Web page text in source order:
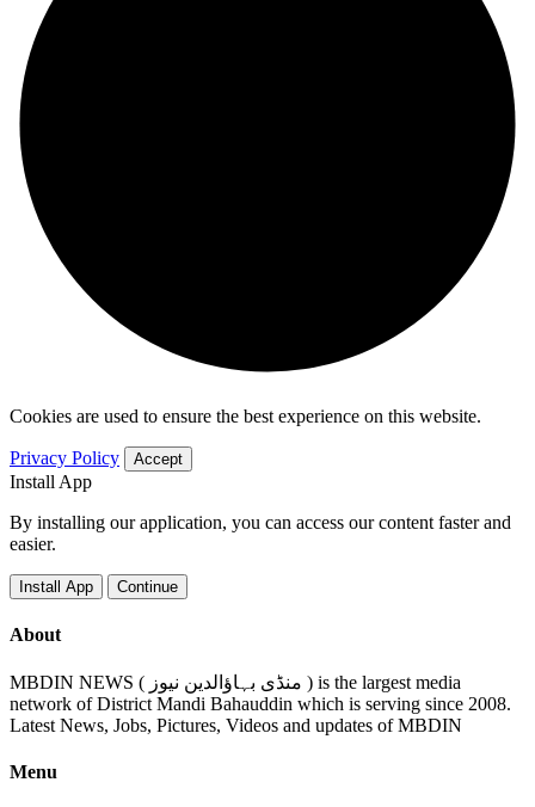
Cookies are used to ensure the best experience on this website.
Privacy Policy Accept
Install App
By installing our application, you can access our content faster and
easier.
Install App Continue
About
MBDIN NEWS ( منڈی بہاؤالدین نیوز ) is the largest media
network of District Mandi Bahauddin which is serving since 2008.
Latest News, Jobs, Pictures, Videos and updates of MBDIN
Menu